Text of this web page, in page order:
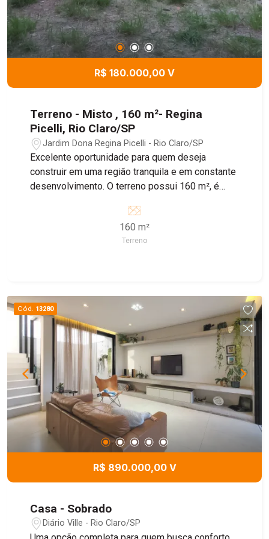
a tudo
R$ 180.000,00 V
Terreno - Misto , 160 m²- Regina
Picelli, Rio Claro/SP
Jardim Dona Regina Picelli - Rio Claro/SP
Excelente oportunidade para quem deseja
construir em uma região tranquila e em constante
desenvolvimento. O terreno possui 160 m², é
oferecendo mais praticidade para iniciar sua obra.
Localizado no Residencial Regina Picelli, o
imóvel está em uma ótima região, com fácil
pronto para receber seu projeto.
160 m²
Terreno
Cód. 13280
R$ 890.000,00 V
Casa - Sobrado
Diário Ville - Rio Claro/SP